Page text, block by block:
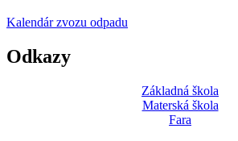
Kalendár zvozu odpadu
Odkazy
Základná škola
Materská škola
Fara